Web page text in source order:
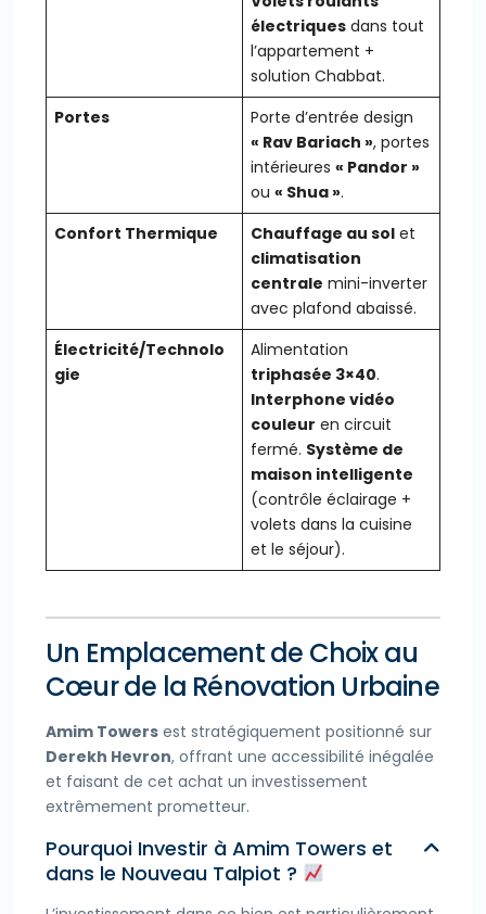
électriques dans tout
l’appartement +
solution Chabbat.
Portes
Porte d’entrée design
« Rav Bariach », portes
intérieures « Pandor »
ou « Shua ».
Confort Thermique
Chauffage au sol et
climatisation
centrale mini-inverter
avec plafond abaissé.
Électricité/Technolo
gie
Alimentation
triphasée 3×40.
Interphone vidéo
couleur en circuit
fermé. Système de
maison intelligente
(contrôle éclairage +
volets dans la cuisine
et le séjour).
Un Emplacement de Choix au
Cœur de la Rénovation Urbaine
Amim Towers est stratégiquement positionné sur
Derekh Hevron, offrant une accessibilité inégalée
et faisant de cet achat un investissement
extrêmement prometteur.
Pourquoi Investir à Amim Towers et
dans le Nouveau Talpiot ?